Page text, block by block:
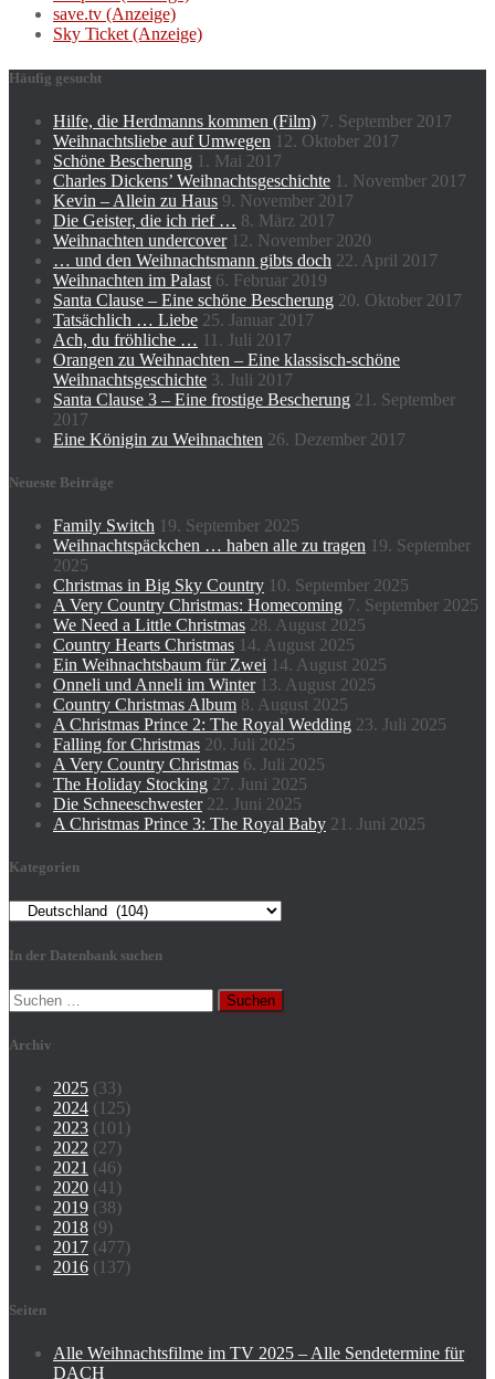
save.tv (Anzeige)
Sky Ticket (Anzeige)
Häufig gesucht
Hilfe, die Herdmanns kommen (Film) 7. September 2017
Weihnachtsliebe auf Umwegen 12. Oktober 2017
Schöne Bescherung 1. Mai 2017
Charles Dickens’ Weihnachtsgeschichte 1. November 2017
Kevin – Allein zu Haus 9. November 2017
Die Geister, die ich rief … 8. März 2017
Weihnachten undercover 12. November 2020
… und den Weihnachtsmann gibts doch 22. April 2017
Weihnachten im Palast 6. Februar 2019
Santa Clause – Eine schöne Bescherung 20. Oktober 2017
Tatsächlich … Liebe 25. Januar 2017
Ach, du fröhliche … 11. Juli 2017
Orangen zu Weihnachten – Eine klassisch-schöne
Weihnachtsgeschichte 3. Juli 2017
Santa Clause 3 – Eine frostige Bescherung 21. September
2017
Eine Königin zu Weihnachten 26. Dezember 2017
Neueste Beiträge
Family Switch 19. September 2025
Weihnachtspäckchen … haben alle zu tragen 19. September
2025
Christmas in Big Sky Country 10. September 2025
A Very Country Christmas: Homecoming 7. September 2025
We Need a Little Christmas 28. August 2025
Country Hearts Christmas 14. August 2025
Ein Weihnachtsbaum für Zwei 14. August 2025
Onneli und Anneli im Winter 13. August 2025
Country Christmas Album 8. August 2025
A Christmas Prince 2: The Royal Wedding 23. Juli 2025
Falling for Christmas 20. Juli 2025
A Very Country Christmas 6. Juli 2025
The Holiday Stocking 27. Juni 2025
Die Schneeschwester 22. Juni 2025
A Christmas Prince 3: The Royal Baby 21. Juni 2025
Kategorien
Kategorien
In der Datenbank suchen
Suchen
nach:
Archiv
2025 (33)
2024 (125)
2023 (101)
2022 (27)
2021 (46)
2020 (41)
2019 (38)
2018 (9)
2017 (477)
2016 (137)
Seiten
Alle Weihnachtsfilme im TV 2025 – Alle Sendetermine für
DACH